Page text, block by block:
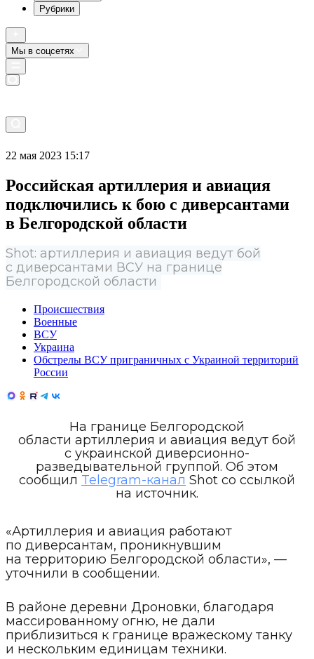
Рубрики
Мы в соцсетях
22 мая 2023 15:17
Российская артиллерия и авиация
подключились к бою с диверсантами
в Белгородской области
Shot: артиллерия и авиация ведут бой
с диверсантами ВСУ на границе
Белгородской области
Происшествия
Военные
ВСУ
Украина
Обстрелы ВСУ приграничных с Украиной территорий
России
На границе Белгородской
области артиллерия и авиация ведут бой
с украинской диверсионно-
разведывательной группой. Об этом
сообщил Telegram-канал Shot со ссылкой
на источник.
«Артиллерия и авиация работают
по диверсантам, проникнувшим
на территорию Белгородской области», —
уточнили в сообщении.
В районе деревни Дроновки, благодаря
массированному огню, не дали
приблизиться к границе вражескому танку
и нескольким единицам техники.